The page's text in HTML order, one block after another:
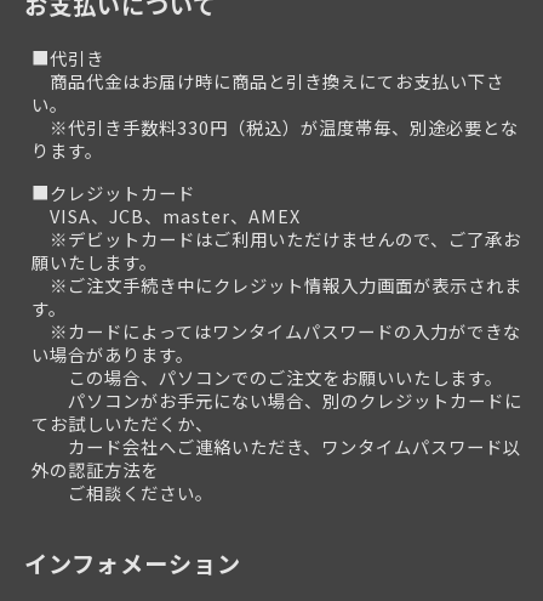
■代引き
商品代金はお届け時に商品と引き換えにてお支払い下さ
い。
※代引き手数料330円（税込）が温度帯毎、別途必要とな
ります。
■クレジットカード
VISA、JCB、master、AMEX
※デビットカードはご利用いただけませんので、ご了承お
願いたします。
※ご注文手続き中にクレジット情報入力画面が表示されま
す。
※カードによってはワンタイムパスワードの入力ができな
い場合があります。
この場合、パソコンでのご注文をお願いいたします。
パソコンがお手元にない場合、別のクレジットカードに
てお試しいただくか、
カード会社へご連絡いただき、ワンタイムパスワード以
外の認証方法を
ご相談ください。
インフォメーション